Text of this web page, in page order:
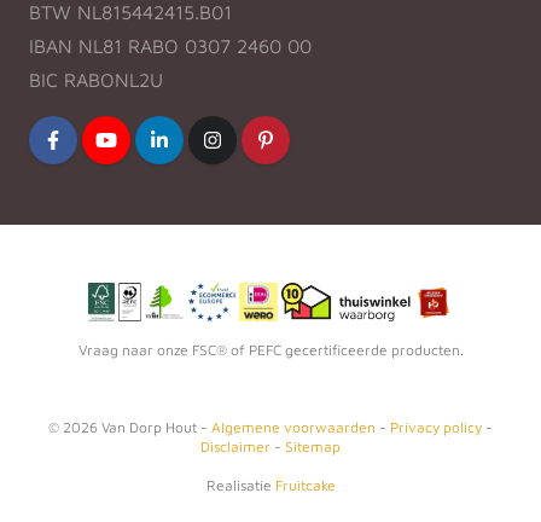
BTW NL815442415.B01
IBAN NL81 RABO 0307 2460 00
BIC RABONL2U
Vraag naar onze FSC® of PEFC gecertificeerde producten.
© 2026 Van Dorp Hout - Algemene voorwaarden - Privacy policy -
Disclaimer - Sitemap
Realisatie Fruitcake